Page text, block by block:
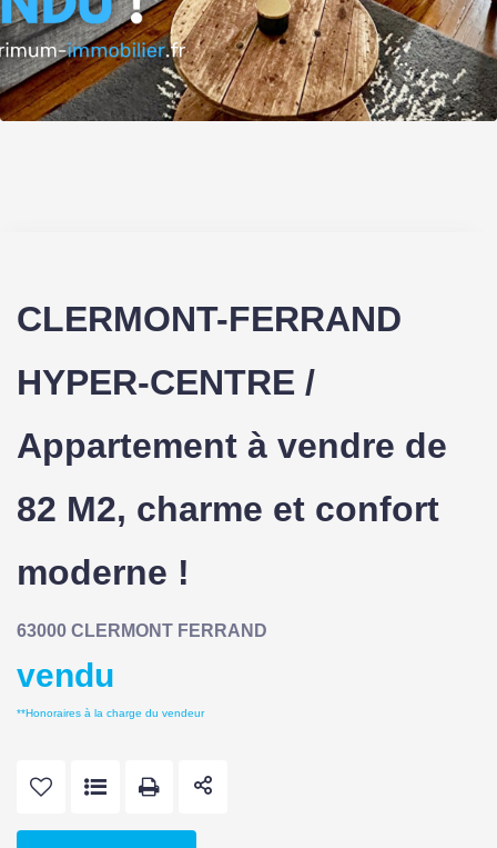
CLERMONT-FERRAND
HYPER-CENTRE /
Appartement à vendre de
82 M2, charme et confort
moderne !
63000 CLERMONT FERRAND
vendu
**Honoraires à la charge du vendeur